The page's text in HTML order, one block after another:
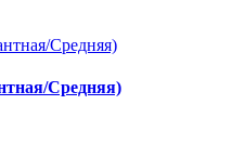
Средняя)